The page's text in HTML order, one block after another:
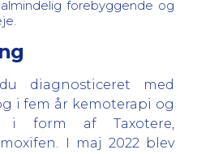
forebyggende og
diagnosticeret med
i fem år kemoterapi og
i form af Taxotere,
I maj 2022 blev